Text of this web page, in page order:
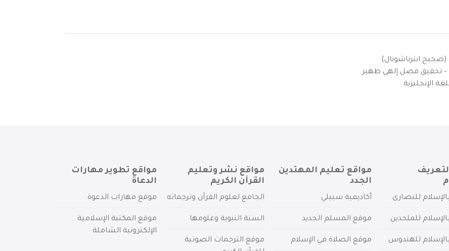
(صحيح انترناشونال)
– تحقيق فضل إلهي ظهير
الإنجليزية
للنصارى
للملحدين
للهندوس
مواقع تعليم المهتدين
الجدد
أكاديمية سبيلي
موقع المسلم الجديد
موقع الصلاة في الإسلام
مواقع نشر وتعليم
القرآن الكريم
الجامع لعلوم القرآن وترجماته
السنة النبوية وعلومها
موقع الترجمات الصوتية
مواقع تطوير مهارات
الدعاة
موقع مهارات الدعوة
موقع المكتبة الإسلامية
الإلكترونية الشاملة